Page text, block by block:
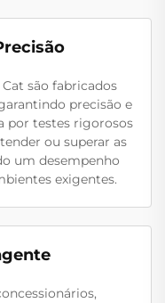
são fabricados
precisão e
por testes rigorosos
ou superar as
um desempenho
exigentes.